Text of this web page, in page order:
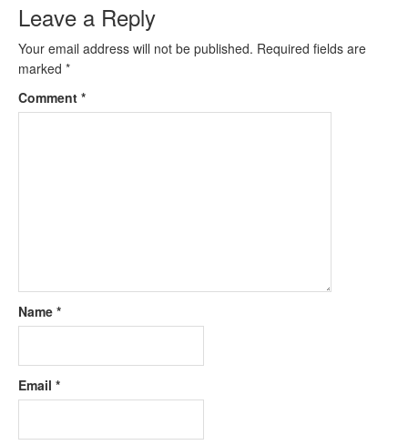
Leave a Reply
Your email address will not be published. Required fields are
marked *
Comment *
Name *
Email *